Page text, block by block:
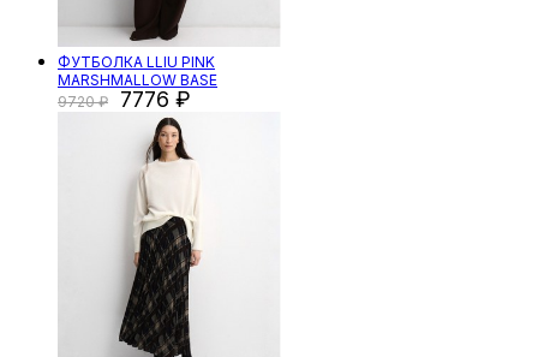
ФУТБОЛКА LLIU PINK
MARSHMALLOW BASE
9720
7776